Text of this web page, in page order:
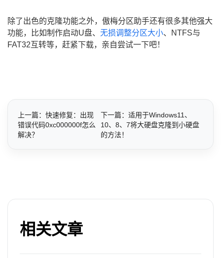
除了出色的克隆功能之外，傲梅分区助手还有很多其他强大
功能，比如制作启动U盘、 无损调整分区大小、NTFS与
FAT32互转等，赶紧下载，亲自尝试一下吧！
上一篇：快速修复：出现
错误代码0xc000000f怎么
解决？
下一篇：适用于Windows11、
10、8、7将大硬盘克隆到小硬盘
的方法！
相关文章